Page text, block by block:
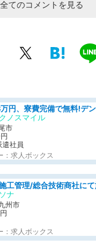
全てのコメントを見る
ノスマイル
市
遣社員
：求人ボックス
ナ
州市
：求人ボックス